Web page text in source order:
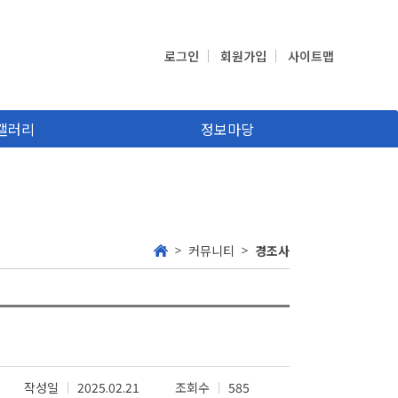
로그인 회원가입 사이트맵
러리 정보마당
커뮤니티 경조사
작성일 2025.02.21 조회수 585